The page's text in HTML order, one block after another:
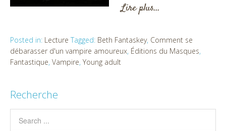
Lire plus…
Posted in: Lecture Tagged: Beth Fantaskey, Comment se
débarasser d'un vampire amoureux, Éditions du Masques,
Fantastique, Vampire, Young adult
Recherche